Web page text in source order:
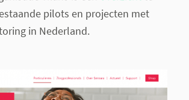
pilots en projecten met
in Nederland.